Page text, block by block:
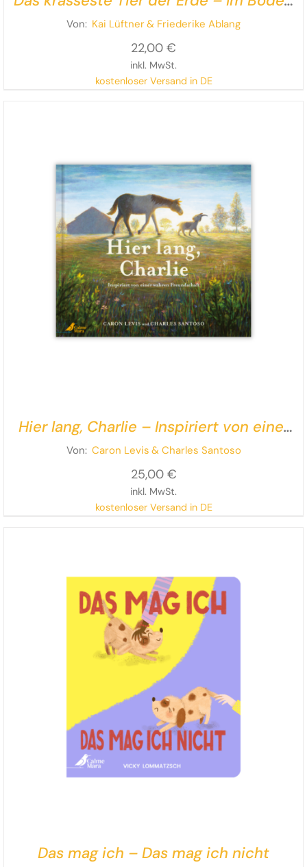
ist der Wurm drin!
Von: Kai Lüftner& Friederike Ablang
22,00 €
inkl. MwSt.
kostenloser Versand in DE
Hier lang, Charlie – Inspiriert von einer
wahren Freundschaft
Von: Caron Levis & Charles Santoso
25,00 €
inkl. MwSt.
kostenloser Versand in DE
Das mag ich – Das mag ich nicht